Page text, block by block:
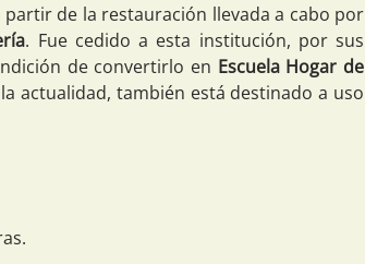
de la restauración llevada a cabo por
. Fue cedido a esta institución, por sus
de convertirlo en Escuela Hogar de
actualidad, también está destinado a uso